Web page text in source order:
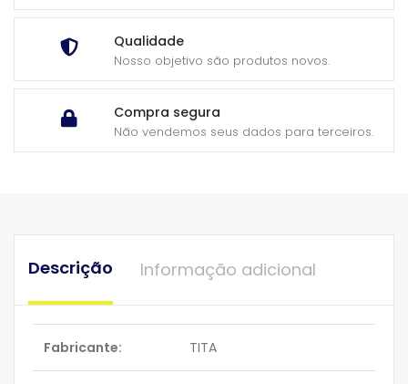
Qualidade
Nosso objetivo são produtos novos.
Compra segura
Não vendemos seus dados para terceiros.
Descrição Informação adicional
Fabricante: TITA